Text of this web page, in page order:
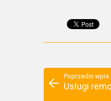
Poprzedni wpis
Usługi